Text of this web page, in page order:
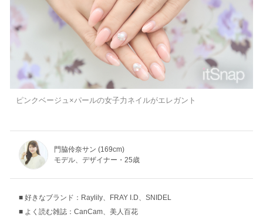
ピンクベージュ×パールの女子力ネイルがエレガント
門脇伶奈サン (169cm)
モデル、デザイナー・25歳
好きなブランド：Raylily、FRAY I.D、SNIDEL
よく読む雑誌：CanCam、美人百花